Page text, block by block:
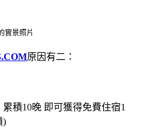
實景照片
原因有二：
積10晚 即可獲得免費住宿1
)